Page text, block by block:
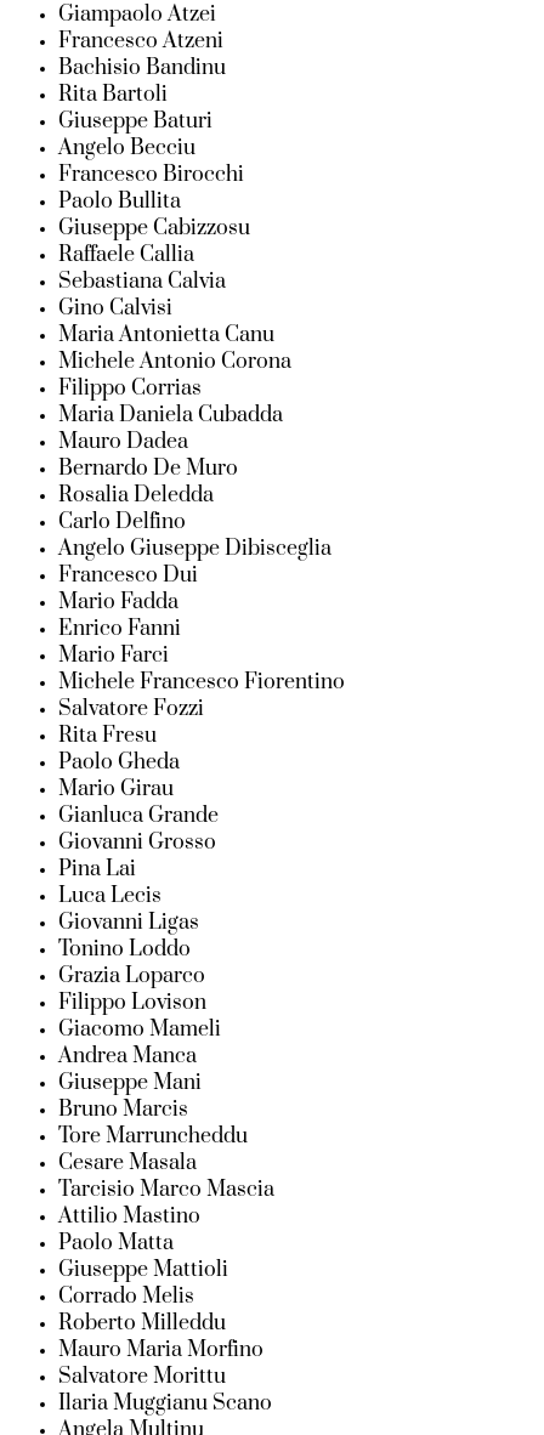
Giampaolo Atzei
Francesco Atzeni
Bachisio Bandinu
Rita Bartoli
Giuseppe Baturi
Angelo Becciu
Francesco Birocchi
Paolo Bullita
Giuseppe Cabizzosu
Raffaele Callia
Sebastiana Calvia
Gino Calvisi
Maria Antonietta Canu
Michele Antonio Corona
Filippo Corrias
Maria Daniela Cubadda
Mauro Dadea
Bernardo De Muro
Rosalia Deledda
Carlo Delfino
Angelo Giuseppe Dibisceglia
Francesco Dui
Mario Fadda
Enrico Fanni
Mario Farci
Michele Francesco Fiorentino
Salvatore Fozzi
Rita Fresu
Paolo Gheda
Mario Girau
Gianluca Grande
Giovanni Grosso
Pina Lai
Luca Lecis
Giovanni Ligas
Tonino Loddo
Grazia Loparco
Filippo Lovison
Giacomo Mameli
Andrea Manca
Giuseppe Mani
Bruno Marcis
Tore Marruncheddu
Cesare Masala
Tarcisio Marco Mascia
Attilio Mastino
Paolo Matta
Giuseppe Mattioli
Corrado Melis
Roberto Milleddu
Mauro Maria Morfino
Salvatore Morittu
Ilaria Muggianu Scano